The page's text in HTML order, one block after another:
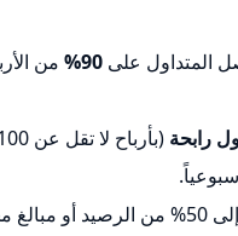
المتداول على90%
من
(بأرباح لا تقل عن 100$ أو 150$ يومياً حسب نوع الحساب).
الشروط.